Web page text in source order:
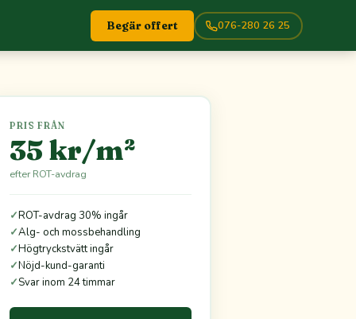
Begär offert 076-280 26 25
PRIS FRÅN
35 kr/m²
efter ROT-avdrag
✓ROT-avdrag 30% ingår
✓Alg- och mossbehandling
✓Högtryckstvätt ingår
✓Nöjd-kund-garanti
✓Svar inom 24 timmar